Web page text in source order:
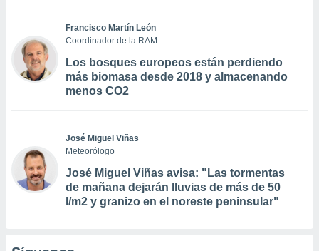
Francisco Martín León
Coordinador de la RAM
Los bosques europeos están perdiendo
más biomasa desde 2018 y almacenando
menos CO2
José Miguel Viñas
Meteorólogo
José Miguel Viñas avisa: "Las tormentas
de mañana dejarán lluvias de más de 50
l/m2 y granizo en el noreste peninsular"